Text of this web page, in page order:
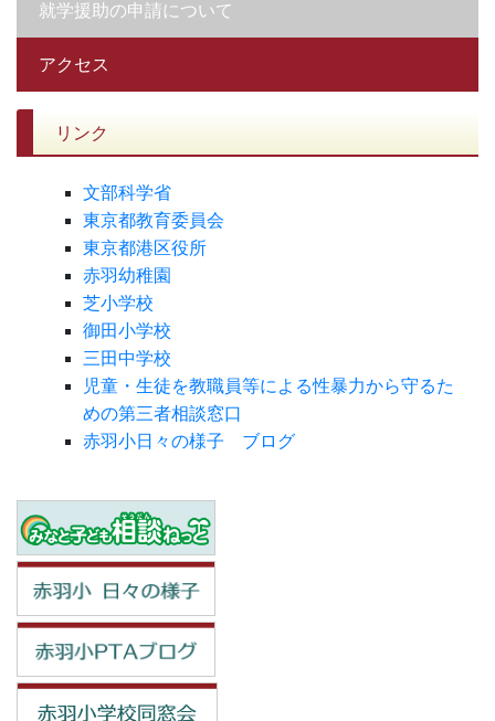
就学援助の申請について
アクセス
リンク
文部科学省
東京都教育委員会
東京都港区役所
赤羽幼稚園
芝小学校
御田小学校
三田中学校
児童・生徒を教職員等による性暴力から守るた
めの第三者相談窓口
赤羽小日々の様子 ブログ